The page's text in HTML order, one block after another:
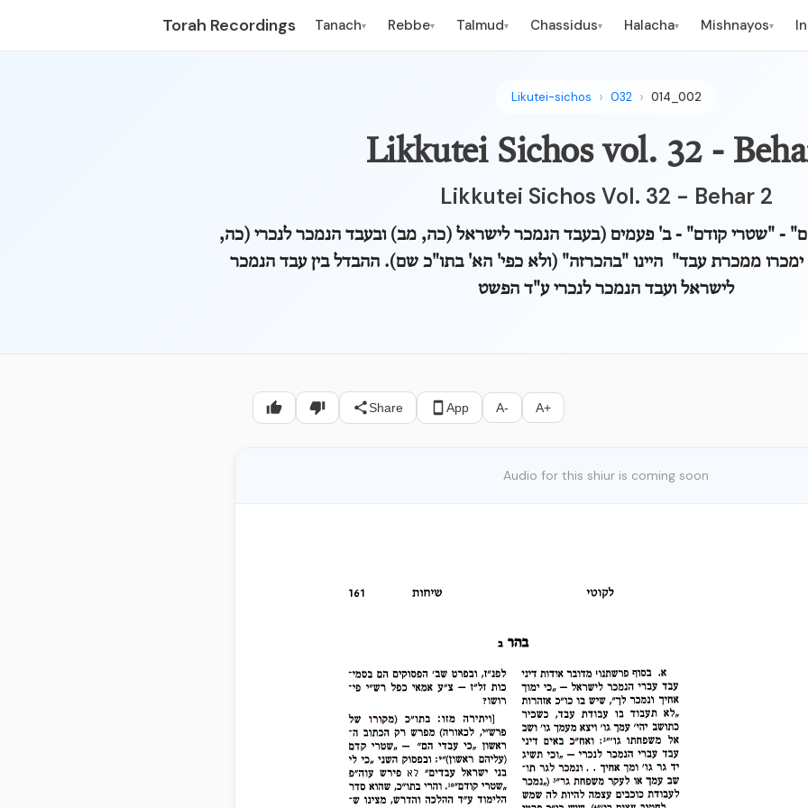
Torah Recordings Tanach▾ Rebbe▾ Talmud▾ Chassidus▾ Halacha▾ Mishnayos▾
Likutei-sichos 032 014_002
Likkutei Sichos vol. 32 -
Likkutei Sichos Vol. 32 - Behar 2
- "שטרי קודם" - ב' פעמים (בעבד הנמכר לישראל (כה, מב) ובעבד הנמכר לנכרי (כה,
ממכרת עבד" היינו "בהכרזה" (ולא כפי' הא' בתו"כ שם). ההבדל בין עבד הנמכר
לישראל ועבד הנמכר לנכרי ע"ד הפשט
Share App A- A+
Audio for this shiur is coming soon